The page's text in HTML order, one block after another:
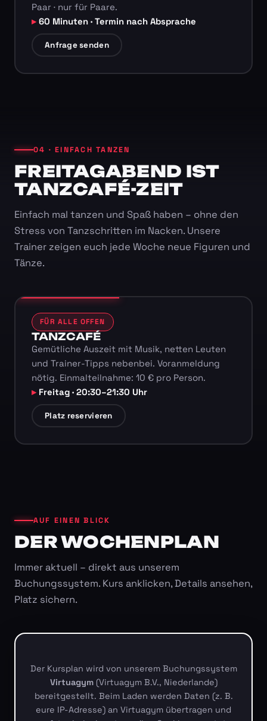
Paar · nur für Paare.
60 Minuten · Termin nach Absprache
Anfrage senden
04 · EINFACH TANZEN
FREITAGABEND IST
TANZCAFÉ-ZEIT
Einfach mal tanzen und Spaß haben – ohne den
Stress von Tanzschritten im Nacken. Unsere
Trainer zeigen euch jede Woche neue Figuren und
Tänze.
FÜR ALLE OFFEN
TANZCAFÉ
Gemütliche Auszeit mit Musik, netten Leuten
und Trainer-Tipps nebenbei. Voranmeldung
nötig. Einmalteilnahme: 10 € pro Person.
Freitag · 20:30–21:30 Uhr
Platz reservieren
AUF EINEN BLICK
DER WOCHENPLAN
Immer aktuell – direkt aus unserem
Buchungssystem. Kurs anklicken, Details ansehen,
Platz sichern.
Der Kursplan wird von unserem Buchungssystem
Virtuagym(Virtuagym B.V., Niederlande)
bereitgestellt. Beim Laden werden Daten (z. B.
eure IP-Adresse) an Virtuagym übertragen und